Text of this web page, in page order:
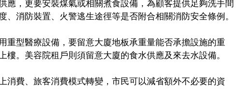
應，更要安裝煤氣或相關煮食設備，為顧客提供足夠洗手間
、消防裝置、火警逃生途徑等是否附合相關消防安全條例。
重型醫療設備，要留意大廈地板承重量能否承擔設施的重
樓。美容院租戶則須留意大廈的食水供應及來去水設備。
消費、旅客消費模式轉變，市民可以減省額外不必要的資